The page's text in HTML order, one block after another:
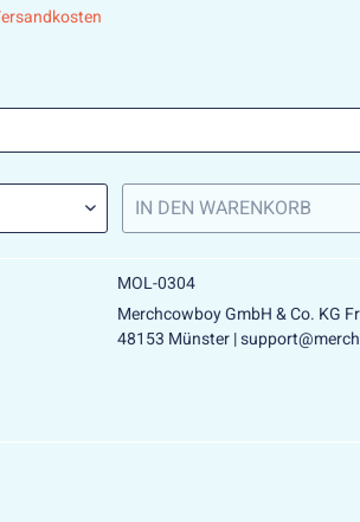
IN DEN WARENKORB
MOL-0304
Merchcowboy GmbH & Co. KG
48153 Münster |